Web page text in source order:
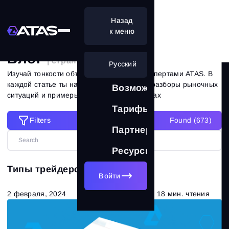
Возможности
Тарифы
Партнерам
Ресурсы
Русский
Войти
Назад
к меню
Главная Блог
Блог| страница 10 из 62
Изучай тонкости объемного анализа с экспертами ATAS. В
каждой статье ты найдешь практические разборы рыночных
ситуаций и примеры на реальных графиках
Filters Found (673)
Filters
Сбросить все фильтры
Категории
Теория рынка
Типы трейдеров на бирже
2 февраля, 2024 18 мин. чтения